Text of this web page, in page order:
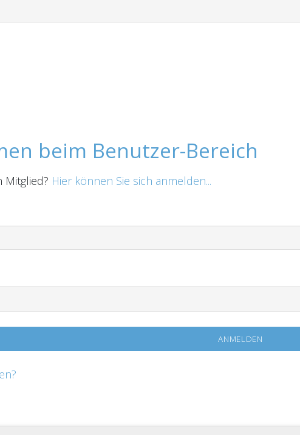
beim Benutzer-Bereich
Mitglied? Hier können Sie sich anmelden...